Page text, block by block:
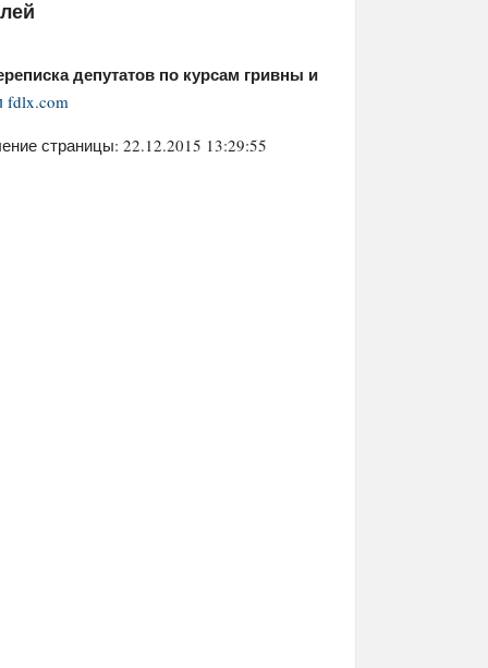
депутатов по курсам гривны и
fdlx.com
страницы: 22.12.2015 13:29:55